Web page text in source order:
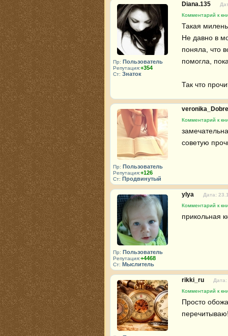
Пр: Пользователь
Репутация:+354
Ст: Знаток
Diana.135
Комментарий к
Такая
Не давно в
поняла, что
помогла,
Так что
Пр: Пользователь
Репутация:+126
Ст: Продвинутый
Комментарий к
советую
Пр: Пользователь
Репутация:+4468
Ст: Мыслитель
ylya
Дата:
Комментарий к
прикольная
rikki_ru
Комментарий к
Просто